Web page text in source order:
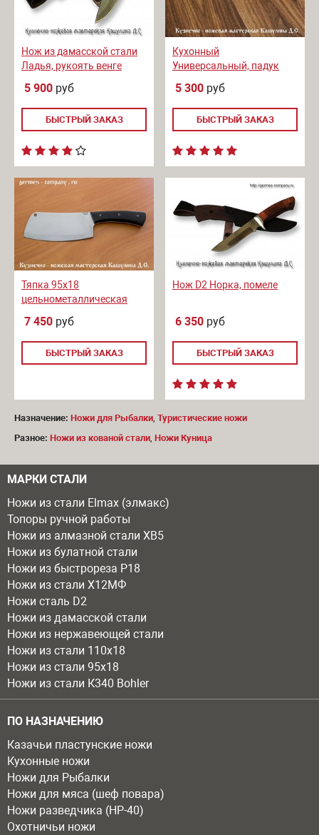
МАРКИ СТАЛИ
Ножи из стали Elmax (элмакс)
Топоры ручной работы
Ножи из алмазной стали ХВ5
Ножи из булатной стали
Ножи из быстрореза Р18
Ножи из стали Х12МФ
Ножи сталь D2
Ножи из дамасской стали
Ножи из нержавеющей стали
Ножи из стали 110х18
Ножи из стали 95х18
Ножи из стали К340 Bohler
ПО НАЗНАЧЕНИЮ
Казачьи пластунские ножи
Кухонные ножи
Ножи для Рыбалки
Ножи для мяса (шеф повара)
Ножи разведчика (НР-40)
Охотничьи ножи
Нож из дамасской стали
Ладья, рукоять венге
5 900 руб
БЫСТРЫЙ ЗАКАЗ
Кухонный
Универсальный, падук
5 300 руб
БЫСТРЫЙ ЗАКАЗ
Тяпка 95x18
цельнометаллическая
7 450 руб
БЫСТРЫЙ ЗАКАЗ
Нож D2 Норка, помеле
6 350 руб
БЫСТРЫЙ ЗАКАЗ
Назначение: Ножи для Рыбалки, Туристические ножи
Разное: Ножи из кованой стали, Ножи Куница